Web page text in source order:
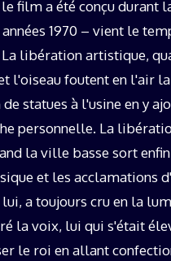
film a été conçu durant
1970 – vient le
libération artistique,
l'oiseau foutent en l'air la
statues à l'usine en y
personnelle. La
la ville basse sort
et les acclamations
lui, a toujours cru en la
la voix, lui qui s'était
le roi en allant